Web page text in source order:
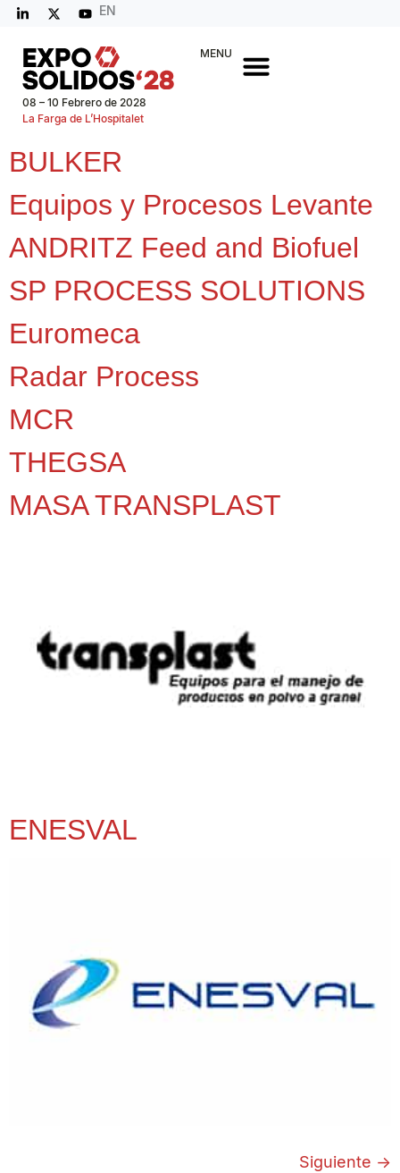
EN
08 – 10 Febrero de 2028
La Farga de L’Hospitalet
MENU
BULKER
Equipos y Procesos Levante
ANDRITZ Feed and Biofuel
SP PROCESS SOLUTIONS
Euromeca
Radar Process
MCR
THEGSA
MASA TRANSPLAST
ENESVAL
Siguiente →